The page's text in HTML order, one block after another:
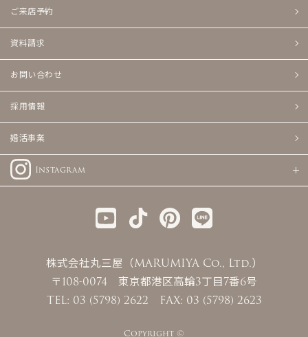
ご来店予約
資料請求
お問い合わせ
採用情報
婚活事業
Instagram
株式会社丸三屋（MARUMIYA Co., Ltd.）
〒108-0074 東京都港区高輪3丁目7番6号
TEL: 03 (5798) 2622 FAX: 03 (5798) 2623
Copyright ©